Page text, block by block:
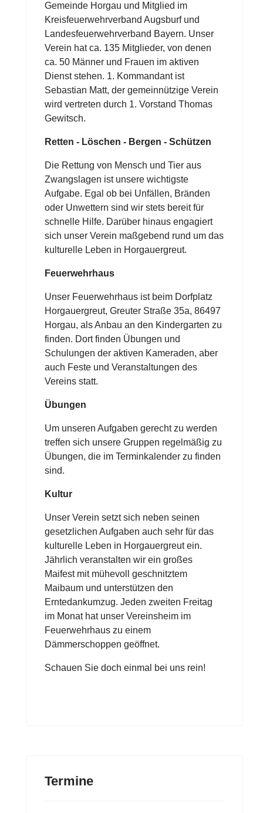
Gemeinde Horgau und Mitglied im
Kreisfeuerwehrverband Augsburf und
Landesfeuerwehrverband Bayern. Unser
Verein hat ca. 135 Mitglieder, von denen
ca. 50 Männer und Frauen im aktiven
Dienst stehen. 1. Kommandant ist
Sebastian Matt, der gemeinnützige Verein
wird vertreten durch 1. Vorstand Thomas
Gewitsch.
Retten - Löschen - Bergen - Schützen
Die Rettung von Mensch und Tier aus
Zwangslagen ist unsere wichtigste
Aufgabe. Egal ob bei Unfällen, Bränden
oder Unwettern sind wir stets bereit für
schnelle Hilfe. Darüber hinaus engagiert
sich unser Verein maßgebend rund um das
kulturelle Leben in Horgauergreut.
Feuerwehrhaus
Unser Feuerwehrhaus ist beim Dorfplatz
Horgauergreut, Greuter Straße 35a, 86497
Horgau, als Anbau an den Kindergarten zu
finden. Dort finden Übungen und
Schulungen der aktiven Kameraden, aber
auch Feste und Veranstaltungen des
Vereins statt.
Übungen
Um unseren Aufgaben gerecht zu werden
treffen sich unsere Gruppen regelmäßig zu
Übungen, die im Terminkalender zu finden
sind.
Kultur
Unser Verein setzt sich neben seinen
gesetzlichen Aufgaben auch sehr für das
kulturelle Leben in Horgauergreut ein.
Jährlich veranstalten wir ein großes
Maifest mit mühevoll geschnitztem
Maibaum und unterstützen den
Erntedankumzug. Jeden zweiten Freitag
im Monat hat unser Vereinsheim im
Feuerwehrhaus zu einem
Dämmerschoppen geöffnet.
Schauen Sie doch einmal bei uns rein!
Termine